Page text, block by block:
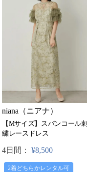
niana（ニアナ）
【Mサイズ】スパンコール刺
繍レースドレス
4日間： ¥8,500
2着どちらかレンタル可